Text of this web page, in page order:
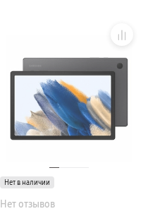
Нет в наличии
Нет отзывов